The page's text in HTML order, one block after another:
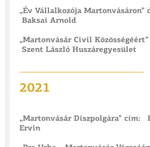
„Év Vállalkozója Martonvásáron”
Baksai Arnold
„Martonvásár Civil
Szent László Huszáregyesület
2021
„Martonvásár Díszpolgára” cím:
Ervin